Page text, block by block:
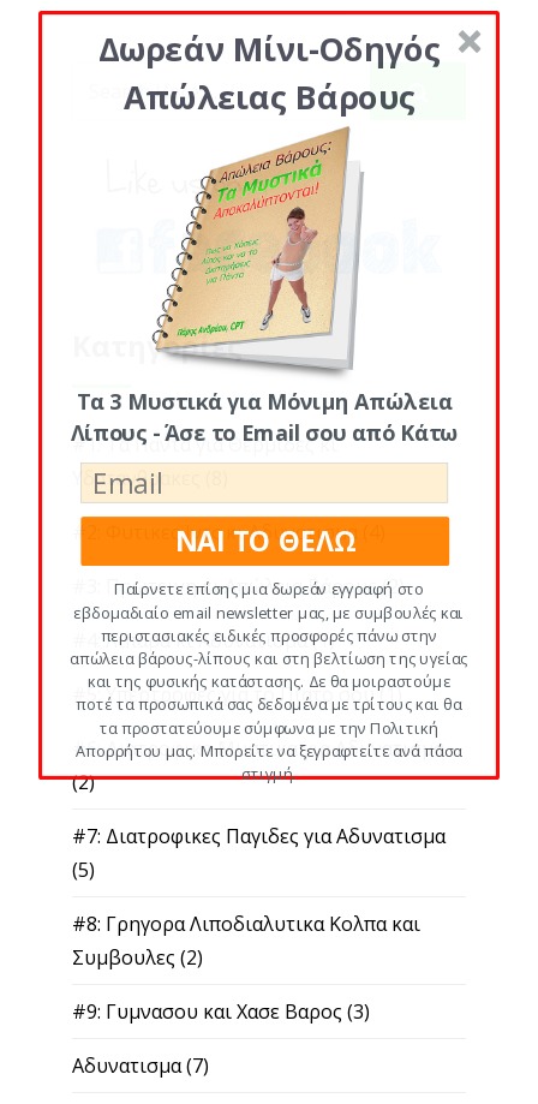
Κατηγορίες
#1: Τα Παντα για Θερμιδες κι
Υδατανθρακες
#2: Φυτικες Ινες κι Αδυνατισμα
#3: Πρωτεινη κι Απώλεια Βάρους(2)
#4: Λιπαρα κι Αδυνατισμα(1)
#5: Υπερτροφες για το Πιατο σου(1)
#6: Διατροφικα Μυστικα για Αδυνατισμα
(2)
#7: Διατροφικες Παγιδες για Αδυνατισμα
(5)
#8: Γρηγορα Λιποδιαλυτικα Κολπα και
Συμβουλες (2)
#9: Γυμνασου και Χασε Βαρος (3)
Αδυνατισμα(7)
Δωρεάν Μίνι-Οδηγός
Απώλειας Βάρους
Τα 3 Μυστικά για Μόνιμη Απώλεια
Λίπους - Άσε το Email σου από Κάτω
ΝΑΙ ΤΟ ΘΕΛΩ
Παίρνετε επίσης μια δωρεάν εγγραφή στο
εβδομαδιαίο email newsletter μας, με συμβουλές και
περιστασιακές ειδικές προσφορές πάνω στην
απώλεια βάρους-λίπους και στη βελτίωση της υγείας
και της φυσικής κατάστασης. Δε θα μοιραστούμε
ποτέ τα προσωπικά σας δεδομένα με τρίτους και θα
τα προστατεύουμε σύμφωνα με την Πολιτική
Απορρήτου μας. Μπορείτε να ξεγραφτείτε ανά πάσα
στιγμή.